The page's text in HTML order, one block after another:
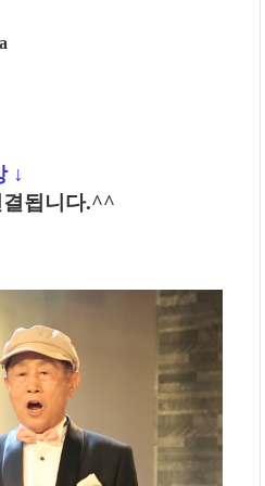
↓
됩니다.^^